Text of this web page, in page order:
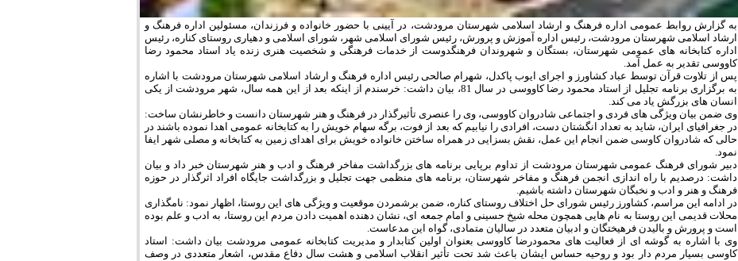
به گزارش روابط عمومی اداره فرهنگ و ارشاد اسلامی شهرستان مرودشت، در آیینی با حضور خانواده و فرزندان، مسئولین اداره فرهنگ و
ارشاد اسلامی شهرستان مرودشت، رئیس اداره آموزش و پرورش، رئیس شورای اسلامی شهر، شورای اسلامی و دهیاری روستای کناره، رئیس
اداره کتابخانه های عمومی شهرستان، بستگان و شهروندان فرهنگدوست از خدمات فرهنگی و شخصیت هنری زنده یاد استاد محمود رضا
کاووسی تقدیر به عمل آمد.
پس از تلاوت قرآن توسط عباد کشاورز و اجرای ایوب پاکدل، شهرام صالحی رئیس اداره فرهنگ و ارشاد اسلامی شهرستان مرودشت با اشاره
به برگزاری برنامه تجلیل از استاد محمود رضا کاووسی در سال 81، بیان داشت: خرسندم از اینکه بعد از این همه سال، شهر مرودشت از یکی
انسان های بزرگش یاد می کند.
وی ضمن بیان ویژگی های فردی و اجتماعی شادروان کاووسی، وی را عنصری تأثیرگذار در فرهنگ و هنر شهرستان دانست و خاطرنشان ساخت:
در جغرافیای ایران، شاید به تعداد انگشتان دست، افرادی را نیابیم که بعد از فوت، برگه سهام خویش را به کتابخانه عمومی اهدا نموده باشند در
حالی که شادروان کاوسی ضمن انجام این عمل، نقش بسزایی در همراه ساختن خانواده خویش برای اهدای زمین به کتابخانه و مصلی شهر ایفا
نمود.
دبیر شورای فرهنگ عمومی شهرستان مرودشت از تداوم برپایی برنامه های بزرگداشت مفاخر فرهنگ و ادب و هنر شهرستان خبر داد و بیان
داشت: درصدیم با راه اندازی انجمن فرهنگ و مفاخر شهرستان، برنامه های منظمی جهت تجلیل و بزرگداشت جایگاه افراد اثرگذار در حوزه
فرهنگ و هنر و ادب و نخبگان شهرستان داشته باشیم.
در ادامه این مراسم، کشاورز رئیس شورای حل اختلاف روستای کناره، ضمن برشمردن موقعیت و ویژگی های این روستا، اظهار نمود: نامگذاری
محلات قدیمی این روستا به نام هایی همچون محله شیخ حسینی و امام جمعه ای، نشان دهنده اهمیت دادن مردم این روستا، به ادب و علم بوده
است و پرورش و بالیدن فرهیختگان و ادبیان متعدد در سالیان متمادی، گواه این مدعاست.
وی با اشاره به گوشه ای از فعالیت های محمودرضا کاووسی بعنوان اولین کتابدار و مدیریت کتابخانه عمومی مرودشت بیان داشت: استاد
کاوسی بسیار مردم دار بود و روحیه حساس ایشان باعث شد تحت تأثیر انقلاب اسلامی و هشت سال دفاع مقدس، اشعار متعددی در وصف